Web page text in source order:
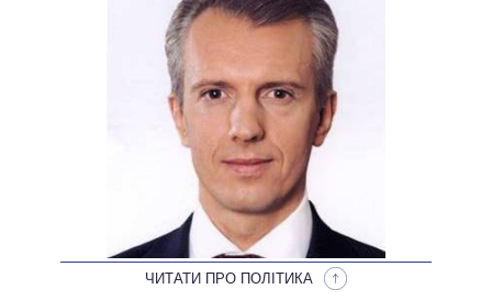
НЕВИКОНАНІ ОБІЦЯНКИ
ОБІЦЯНКИ У ПРОЦЕСІ
ВСІ ОБІЦЯНКИ
АРХІВНІ ОБІЦЯНКИ
ЧИТАТИ ПРО ПОЛІТИКА